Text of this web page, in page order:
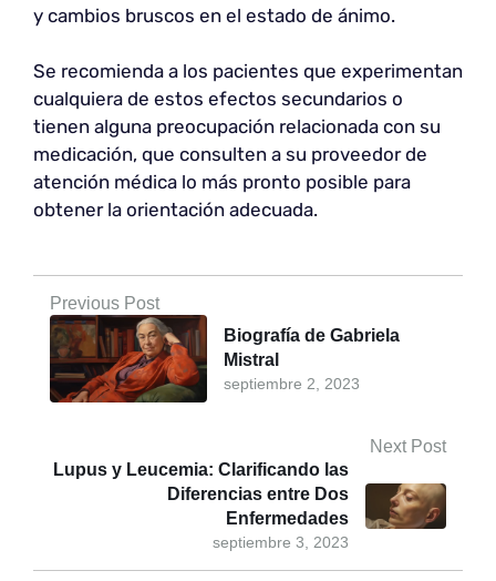
y cambios bruscos en el estado de ánimo.
Se recomienda a los pacientes que experimentan
cualquiera de estos efectos secundarios o
tienen alguna preocupación relacionada con su
medicación, que consulten a su proveedor de
atención médica lo más pronto posible para
obtener la orientación adecuada.
Previous Post
septiembre 2, 2023
Biografía de Gabriela
Mistral
Next Post
septiembre 3, 2023
Lupus y Leucemia: Clarificando las
Diferencias entre Dos
Enfermedades